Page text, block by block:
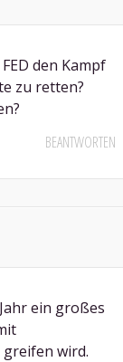
den Kampf
zu retten?
BEANTWORTEN
ein großes
wird.